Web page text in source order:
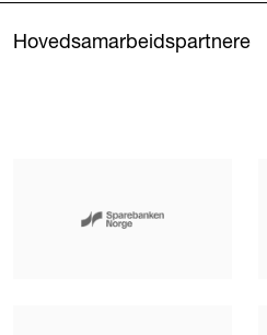
Hovedsamarbeidspartnere